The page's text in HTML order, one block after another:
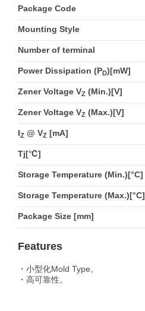
Package Code
Mounting Style
Number of terminal
Power Dissipation (PD)[mW]
Zener Voltage VZ (Min.)[V]
Zener Voltage VZ (Max.)[V]
IZ @ VZ [mA]
Tj[℃]
Storage Temperature (Min.)[°C]
Storage Temperature (Max.)[°C]
Package Size [mm]
Features
・小型化Mold Type。
・高可靠性。